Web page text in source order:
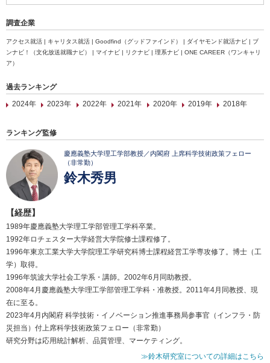
調査企業
アクセス就活 | キャリタス就活 | Goodfind（グッドファインド） | ダイヤモンド就活ナビ | ブ
ンナビ！（文化放送就職ナビ） | マイナビ | リクナビ | 理系ナビ | ONE CAREER（ワンキャリ
ア）
過去ランキング
2024年
2023年 2022年 2021年 2020年 2019年 2018年
ランキング監修
慶應義塾大学理工学部教授／内閣府 上席科学技術政策フェロー
（非常勤）
鈴木秀男
【経歴】
1989年慶應義塾大学理工学部管理工学科卒業。
1992年ロチェスター大学経営大学院修士課程修了。
1996年東京工業大学大学院理工学研究科博士課程経営工学専攻修了。博士（工
学）取得。
1996年筑波大学社会工学系・講師。2002年6月同助教授。
2008年4月慶應義塾大学理工学部管理工学科・准教授。2011年4月同教授、現
在に至る。
2023年4月内閣府 科学技術・イノベーション推進事務局参事官（インフラ・防
災担当）付上席科学技術政策フェロー（非常勤）
研究分野は応用統計解析、品質管理、マーケティング。
≫鈴木研究室についての詳細はこちら